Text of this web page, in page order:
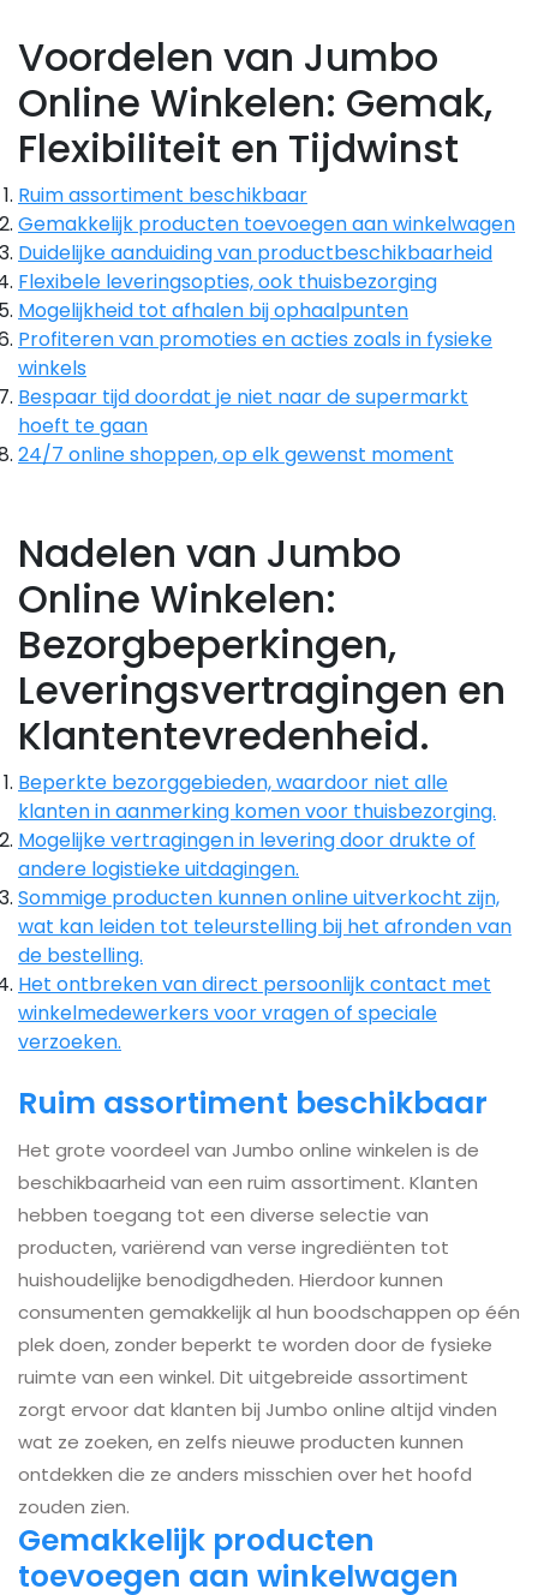
Voordelen van Jumbo
Online Winkelen: Gemak,
Flexibiliteit en Tijdwinst
Ruim assortiment beschikbaar
Gemakkelijk producten toevoegen aan winkelwagen
Duidelijke aanduiding van productbeschikbaarheid
Flexibele leveringsopties, ook thuisbezorging
Mogelijkheid tot afhalen bij ophaalpunten
Profiteren van promoties en acties zoals in fysieke
winkels
Bespaar tijd doordat je niet naar de supermarkt
hoeft te gaan
24/7 online shoppen, op elk gewenst moment
Nadelen van Jumbo
Online Winkelen:
Bezorgbeperkingen,
Leveringsvertragingen en
Klantentevredenheid.
Beperkte bezorggebieden, waardoor niet alle
klanten in aanmerking komen voor thuisbezorging.
Mogelijke vertragingen in levering door drukte of
andere logistieke uitdagingen.
Sommige producten kunnen online uitverkocht zijn,
wat kan leiden tot teleurstelling bij het afronden van
de bestelling.
Het ontbreken van direct persoonlijk contact met
winkelmedewerkers voor vragen of speciale
verzoeken.
Ruim assortiment beschikbaar
Het grote voordeel van Jumbo online winkelen is de
beschikbaarheid van een ruim assortiment. Klanten
hebben toegang tot een diverse selectie van
producten, variërend van verse ingrediënten tot
huishoudelijke benodigdheden. Hierdoor kunnen
consumenten gemakkelijk al hun boodschappen op één
plek doen, zonder beperkt te worden door de fysieke
ruimte van een winkel. Dit uitgebreide assortiment
zorgt ervoor dat klanten bij Jumbo online altijd vinden
wat ze zoeken, en zelfs nieuwe producten kunnen
ontdekken die ze anders misschien over het hoofd
zouden zien.
Gemakkelijk producten
toevoegen aan winkelwagen